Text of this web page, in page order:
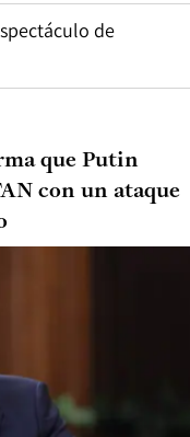
de
que Putin
con un ataque